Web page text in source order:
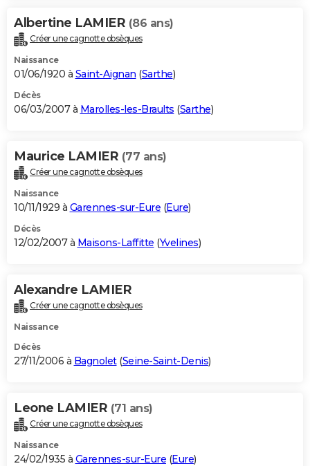
Albertine LAMIER (86 ans)
Créer une cagnotte obsèques
Naissance
01/06/1920 à Saint-Aignan (Sarthe)
Décès
06/03/2007 à Marolles-les-Braults (Sarthe)
Maurice LAMIER (77 ans)
Créer une cagnotte obsèques
Naissance
10/11/1929 à Garennes-sur-Eure (Eure)
Décès
12/02/2007 à Maisons-Laffitte (Yvelines)
Alexandre LAMIER
Créer une cagnotte obsèques
Naissance
Décès
27/11/2006 à Bagnolet(Seine-Saint-Denis)
Leone LAMIER (71 ans)
Créer une cagnotte obsèques
Naissance
24/02/1935 à Garennes-sur-Eure (Eure)